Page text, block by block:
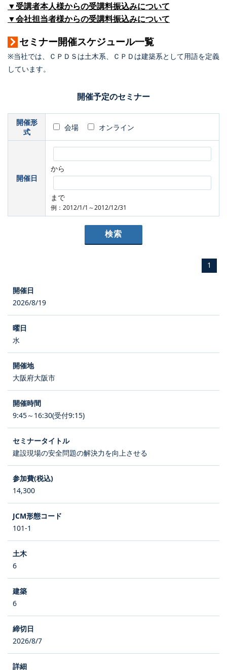
▼受講者本人様からの受講料振込みについて
▼会社担当者様からの受講料振込みについて
セミナー開催スケジュール一覧
※当社では、ＣＰＤＳは土木系、ＣＰＤは建築系として用語を定義
しています。
開催予定のセミナー
開催形
式
会場 オンライン
開催日
から
まで
例：2012/1/1～2012/12/31
1
2026/8/19
水
大阪府大阪市
9:45～16:30(受付9:15)
建設現場の安全問題の解決力を向上させる
14,300
101-1
6
6
2026/8/7